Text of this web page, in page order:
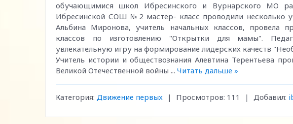
обучающимися школ Ибресинского и Вурнарского МО
Ибресинской СОШ №2 мастер- класс проводили несколько
Альбина Миронова, учитель начальных классов, провела
классов по изготовлению "Открытки для мамы".
увлекательную игру на формирование лидерских качеств
Учитель истории и обществознания Алевтина Терентьева
Великой Отечественной войны ... Читать дальше »
Категория: Движение первых | Просмотров: 111 | Добавил: